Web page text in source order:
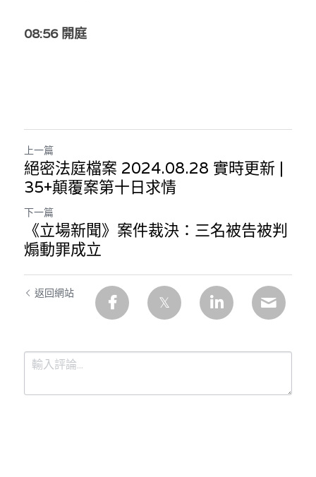
羅浚軒專欄
溫志倫專欄
汪明欣專欄
張美雄專欄
莊豪鋒專欄
香港科技專上書院｜專欄
08:56 開庭
上一篇
絕密法庭檔案 2024.08.28 實時更新 |
35+顛覆案第十日求情
下一篇
《立場新聞》案件裁決：三名被告被判
煽動罪成立
返回網站